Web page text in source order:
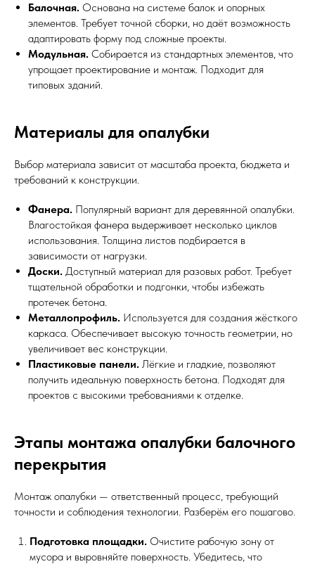
Балочная. Основана на системе балок и опорных
элементов. Требует точной сборки, но даёт возможность
адаптировать форму под сложные проекты.
Модульная. Собирается из стандартных элементов, что
упрощает проектирование и монтаж. Подходит для
типовых зданий.
Материалы для опалубки
Выбор материала зависит от масштаба проекта, бюджета и
требований к конструкции.
Фанера. Популярный вариант для деревянной опалубки.
Влагостойкая фанера выдерживает несколько циклов
использования. Толщина листов подбирается в
зависимости от нагрузки.
Доски. Доступный материал для разовых работ. Требует
тщательной обработки и подгонки, чтобы избежать
протечек бетона.
Металлопрофиль. Используется для создания жёсткого
каркаса. Обеспечивает высокую точность геометрии, но
увеличивает вес конструкции.
Пластиковые панели. Лёгкие и гладкие, позволяют
получить идеальную поверхность бетона. Подходят для
проектов с высокими требованиями к отделке.
Этапы монтажа опалубки балочного
перекрытия
Монтаж опалубки — ответственный процесс, требующий
точности и соблюдения технологии. Разберём его пошагово.
Подготовка площадки. Очистите рабочую зону от
мусора и выровняйте поверхность. Убедитесь, что